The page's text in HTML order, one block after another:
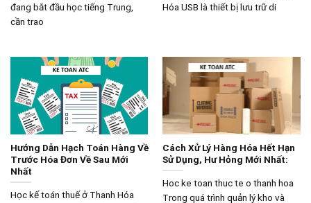
đang bắt đầu học tiếng Trung,
cần trao
Hóa USB là thiết bị lưu trữ di
Hướng Dẫn Hạch Toán Hàng Về
Trước Hóa Đơn Về Sau Mới
Nhất
Học kế toán thuế ở Thanh Hóa
Cách Xử Lý Hàng Hóa Hết Hạn
Sử Dụng, Hư Hỏng Mới Nhất:
Hoc ke toan thuc te o thanh hoa
Trong quá trình quản lý kho và